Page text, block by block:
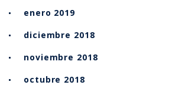
enero 2019
diciembre 2018
noviembre 2018
octubre 2018